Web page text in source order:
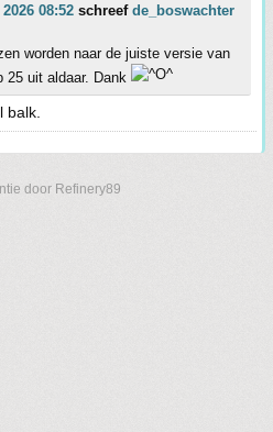
08:52 schreef de_boswachter
worden naar de juiste versie van
25 uit aldaar. Dank
balk.
door Refinery89